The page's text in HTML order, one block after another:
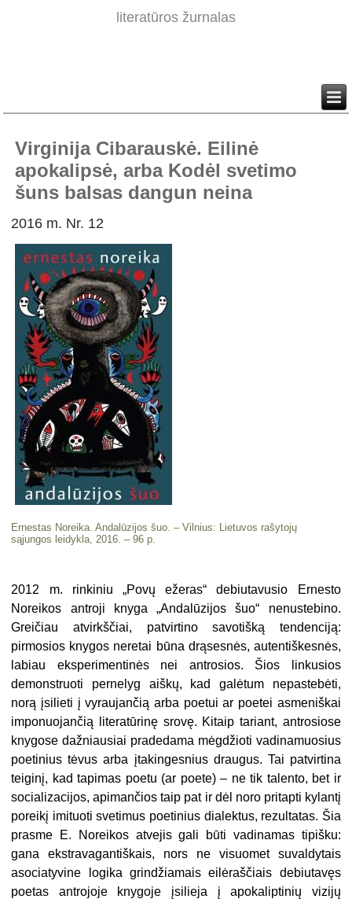
literatūros žurnalas
Virginija Cibarauskė. Eilinė
apokalipsė, arba Kodėl svetimo
šuns balsas dangun neina
2016 m. Nr. 12
Ernestas Noreika. Andalūzijos šuo. – Vilnius: Lietuvos rašytojų
sąjungos leidykla, 2016. – 96 p.
2012 m. rinkiniu „Povų ežeras“ debiutavusio Ernesto
Noreikos antroji knyga „Andalūzijos šuo“ nenustebino.
Greičiau atvirkščiai, patvirtino savotišką tendenciją:
pirmosios knygos neretai būna drąsesnės, autentiškesnės,
labiau eksperimentinės nei antrosios. Šios linkusios
demonstruoti pernelyg aiškų, kad galėtum nepastebėti,
norą įsilieti į vyraujančią arba poetui ar poetei asmeniškai
imponuojančią literatūrinę srovę. Kitaip tariant, antrosiose
knygose dažniausiai pradedama mėgdžioti vadinamuosius
poetinius tėvus arba įtakingesnius draugus. Tai patvirtina
teiginį, kad tapimas poetu (ar poete) – ne tik talento, bet ir
socializacijos, apimančios taip pat ir dėl noro pritapti kylantį
poreikį imituoti svetimus poetinius dialektus, rezultatas. Šia
prasme E. Noreikos atvejis gali būti vadinamas tipišku:
gana ekstravagantiškais, nors ne visuomet suvaldytais
asociatyvine logika grindžiamais eilėraščiais debiutavęs
poetas antrojoje knygoje įsilieja į apokaliptinių vizijų